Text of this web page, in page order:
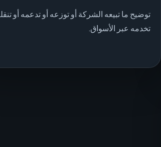
توضيح ما تبيعه الشركة أو توزعه أو تدعمه أو
تخدمه عبر الأسواق.